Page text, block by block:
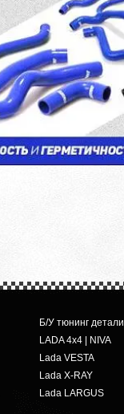
Б/У тюнинг детали
LADA 4x4 | NIVA
Lada VESTA
Lada X-RAY
Lada LARGUS